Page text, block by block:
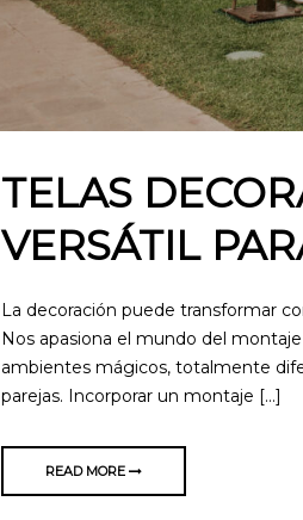
TELAS
VERSÁTIL
La decoración puede transformar
Nos apasiona el mundo del
ambientes mágicos, totalmente
parejas. Incorporar un montaje […]
READ MORE